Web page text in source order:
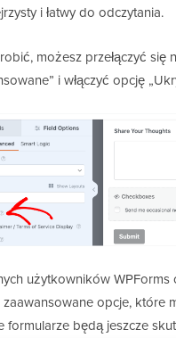
i łatwy do odczytania.
możesz przełączyć się
i włączyć opcję
użytkowników WPForms
opcje, które
formularze będą jeszcze